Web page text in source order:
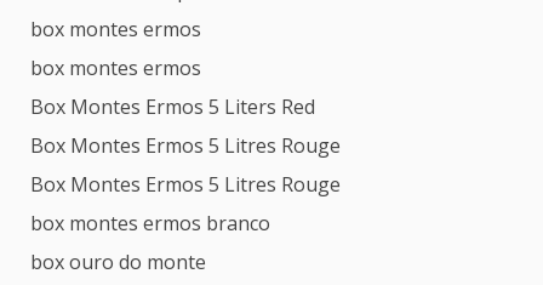
box montes ermos
box montes ermos
Box Montes Ermos 5 Liters Red
Box Montes Ermos 5 Litres Rouge
Box Montes Ermos 5 Litres Rouge
box montes ermos branco
box ouro do monte